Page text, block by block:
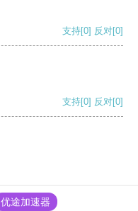
支持[0] 反对[0]
支持[0] 反对[0]
优途加速器